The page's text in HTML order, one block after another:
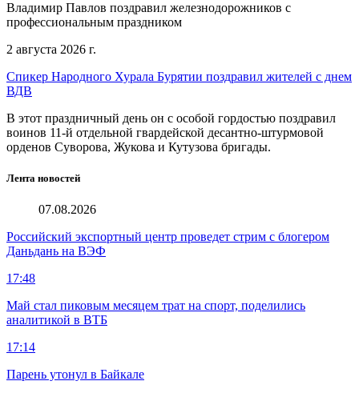
Владимир Павлов поздравил железнодорожников с
профессиональным праздником
2 августа 2026 г.
Спикер Народного Хурала Бурятии поздравил жителей с днем
ВДВ
В этот праздничный день он с особой гордостью поздравил
воинов 11-й отдельной гвардейской десантно-штурмовой
орденов Суворова, Жукова и Кутузова бригады.
Лента новостей
07.08.2026
Российский экспортный центр проведет стрим с блогером
Даньдань на ВЭФ
17:48
Май стал пиковым месяцем трат на спорт, поделились
аналитикой в ВТБ
17:14
Парень утонул в Байкале